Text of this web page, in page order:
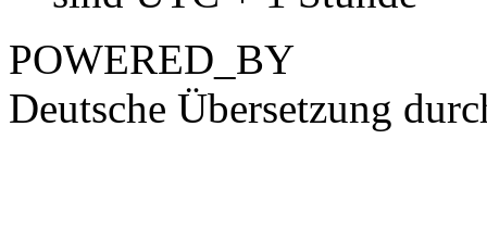
POWERED_BY
Deutsche Übersetzung